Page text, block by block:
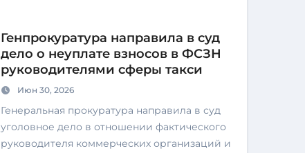
Генпрокуратура направила в суд
дело о неуплате взносов в ФСЗН
руководителями сферы такси
Июн 30, 2026
Генеральная прокуратура направила в суд
уголовное дело в отношении фактического
руководителя коммерческих организаций и